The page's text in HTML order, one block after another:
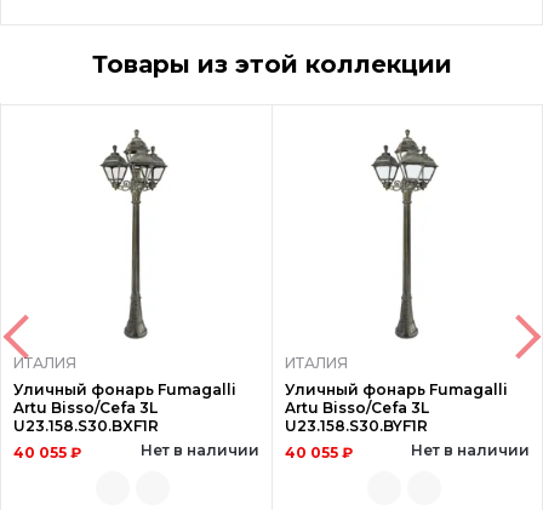
Товары из этой коллекции
ИТАЛИЯ
Уличный фонарь Fumagalli
Artu Bisso/Cefa 3L
U23.158.S30.BXF1R
40 055 ₽
Нет в наличии
ИТАЛИЯ
Уличный фонарь Fumagalli
Artu Bisso/Cefa 3L
U23.158.S30.BYF1R
40 055 ₽
Нет в наличии